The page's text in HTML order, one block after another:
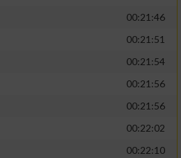
00:21:46
00:21:51
00:21:54
00:21:56
00:21:56
00:22:02
00:22:10